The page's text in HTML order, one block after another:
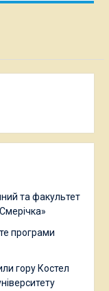
та факультет
програми
гору Костел